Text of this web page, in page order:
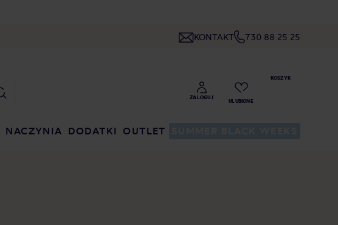
KONTAKT 730 88 25 25
NACZYNIA DODATKI OUTLET